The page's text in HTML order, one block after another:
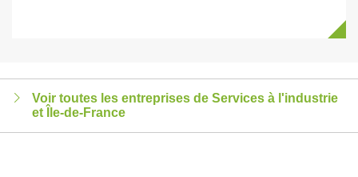
Voir toutes les entreprises de Services à l'industrie
et Île-de-France